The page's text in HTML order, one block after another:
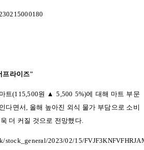
프라이즈"
트(115,500원 ▲ 5,500 5%)에 대해 마트 부문
다면서, 올해 높아진 외식 물가 부담으로 소비
더 커질 것으로 전망했다.
stock_general/2023/02/15/